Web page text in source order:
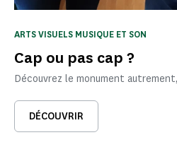
Cap ou pas cap ?
ARTS VISUELS MUSIQUE ET SON
Découvrez le monument
DÉCOUVRIR